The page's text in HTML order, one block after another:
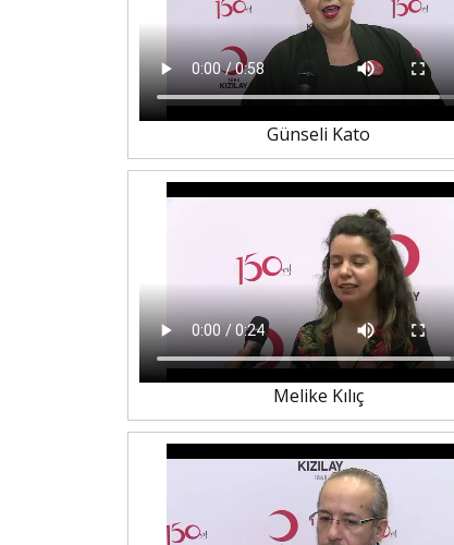
Günseli Kato
Melike Kılıç